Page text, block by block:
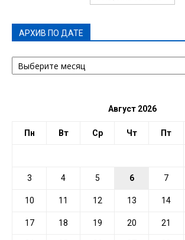
АРХИВ ПО ДАТЕ
АРХИВ
ПО
Август 2026
Пн Вт Ср Чт Пт
3 4 5 6 7
10 11 12 13 14
17 18 19 20 21